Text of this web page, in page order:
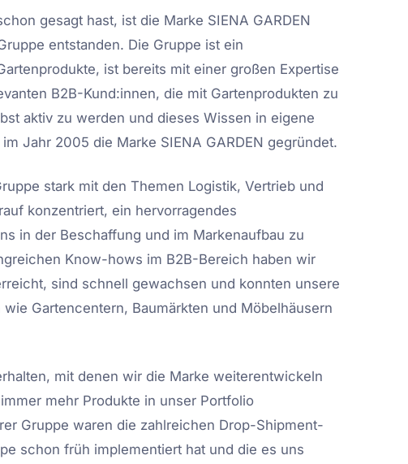
gesagt hast, ist die Marke SIENA GARDEN
entstanden. Die Gruppe ist ein
ist bereits mit einer großen Expertise
B2B-Kund:innen, die mit Gartenprodukten zu
aktiv zu werden und dieses Wissen in eigene
Jahr 2005 die Marke SIENA GARDEN gegründet.
stark mit den Themen Logistik, Vertrieb und
konzentriert, ein hervorragendes
in der Beschaffung und im Markenaufbau zu
Know-hows im B2B-Bereich haben wir
sind schnell gewachsen und konnten unsere
Gartencentern, Baumärkten und Möbelhäusern
mit denen wir die Marke weiterentwickeln
mehr Produkte in unser Portfolio
Gruppe waren die zahlreichen Drop-Shipment-
schon früh implementiert hat und die es uns